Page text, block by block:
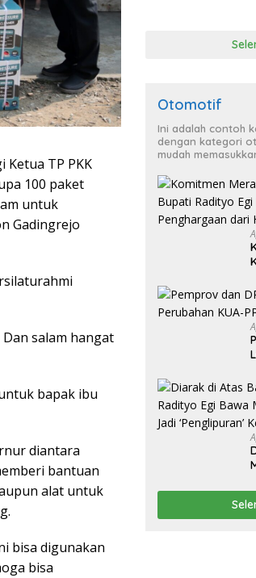
TP PKK
100 paket
untuk
Gadingrejo
salam hangat
bapak ibu
diantara
bantuan
alat untuk
bisa digunakan
bisa
Otomotif
Ini adalah contoh
dengan kategori
mudah